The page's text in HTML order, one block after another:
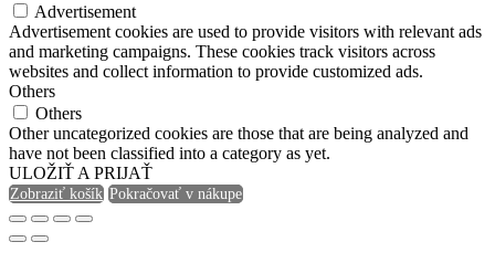
Advertisement
Advertisement cookies are used to provide visitors with relevant ads
and marketing campaigns. These cookies track visitors across
websites and collect information to provide customized ads.
Others
Others
Other uncategorized cookies are those that are being analyzed and
have not been classified into a category as yet.
ULOŽIŤ A PRIJAŤ
Zobraziť košík Pokračovať v nákupe